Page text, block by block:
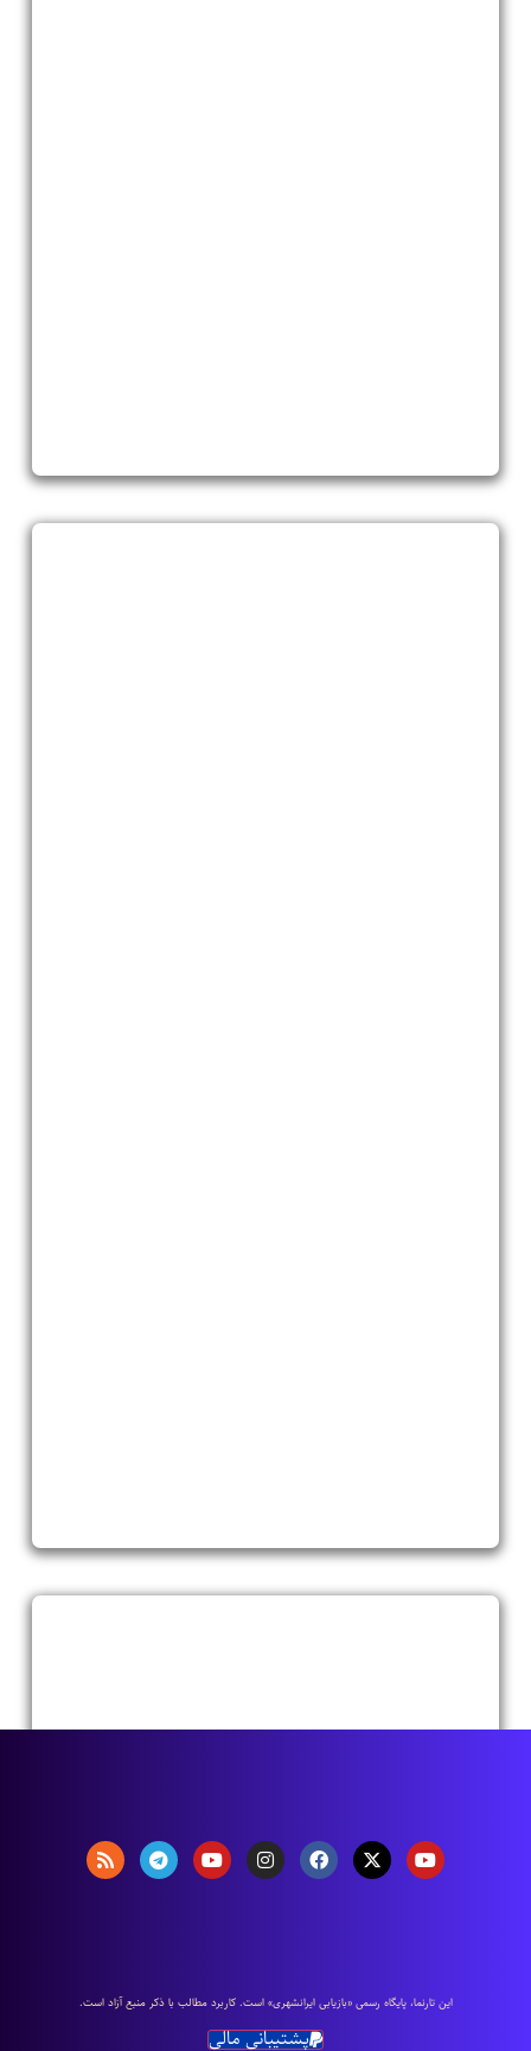
اين تارنما، پایگاه رسمی «بازیابی ایرانشهری» است. كاربرد مطالب با ذكر منبع آزاد است.
پشتیبانی مالی